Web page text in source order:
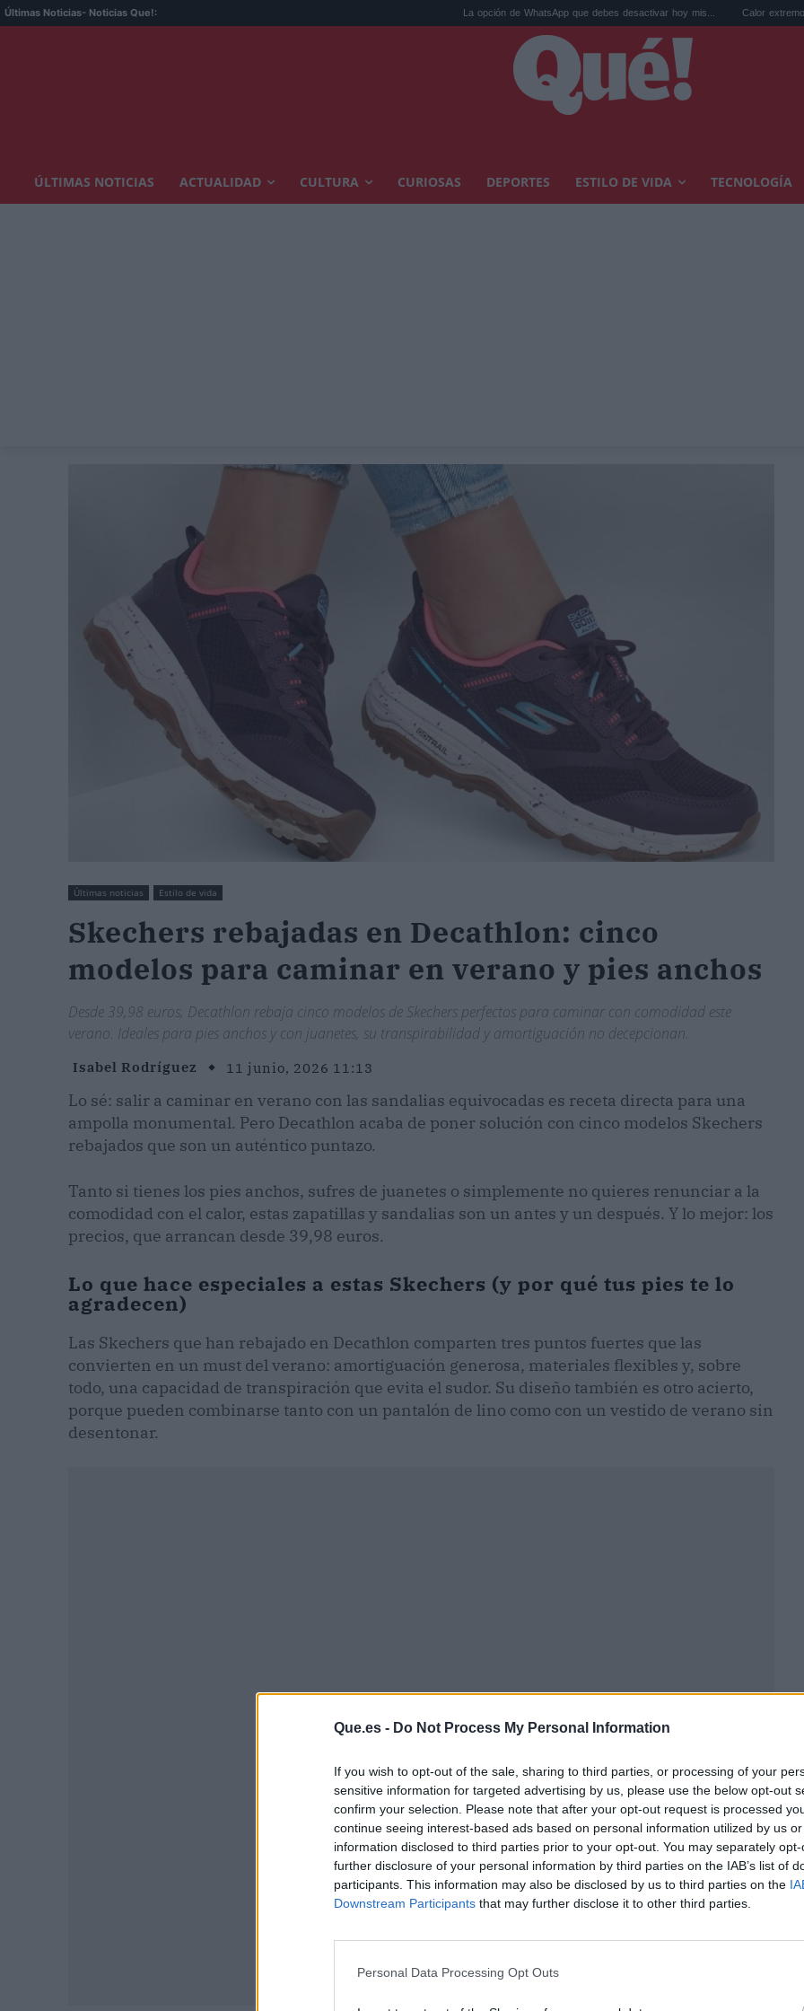
Que.es - Do Not Process My Personal Information
If you wish to opt-out of the sale, sharing to third parties, or processing of your
sensitive information for targeted advertising by us, please use the below opt-out
confirm your selection. Please note that after your opt-out request is processed
continue seeing interest-based ads based on personal information utilized by us
information disclosed to third parties prior to your opt-out. You may separately
further disclosure of your personal information by third parties on the IAB’s list of
participants. This information may also be disclosed by us to third parties on the
Downstream Participants that may further disclose it to other third parties.
Personal Data Processing Opt Outs
Últimas Noticias- Noticias Que!: La opción de WhatsApp que debes desactivar hoy mis... Calor extremo y ansiedad:
ÚLTIMAS NOTICIAS ACTUALIDAD CULTURA CURIOSAS DEPORTES ESTILO DE VIDA TECNOLOGÍA
Últimas noticias Estilo de vida
Skechers rebajadas en Decathlon: cinco
modelos para caminar en verano y pies anchos
Desde 39,98 euros, Decathlon rebaja cinco modelos de Skechers perfectos para caminar con comodidad este
verano. Ideales para pies anchos y con juanetes, su transpirabilidad y amortiguación no decepcionan.
Isabel Rodríguez 11 junio, 2026 11:13
Lo sé: salir a caminar en verano con las sandalias equivocadas es receta directa para una
ampolla monumental. Pero Decathlon acaba de poner solución con cinco modelos Skechers
rebajados que son un auténtico puntazo.
Tanto si tienes los pies anchos, sufres de juanetes o simplemente no quieres renunciar a la
comodidad con el calor, estas zapatillas y sandalias son un antes y un después. Y lo mejor: los
precios, que arrancan desde 39,98 euros.
Lo que hace especiales a estas Skechers (y por qué tus pies te lo
agradecen)
Las Skechers que han rebajado en Decathlon comparten tres puntos fuertes que las
convierten en un must del verano: amortiguación generosa, materiales flexibles y, sobre
todo, una capacidad de transpiración que evita el sudor. Su diseño también es otro acierto,
porque pueden combinarse tanto con un pantalón de lino como con un vestido de verano sin
desentonar.
Publicidad